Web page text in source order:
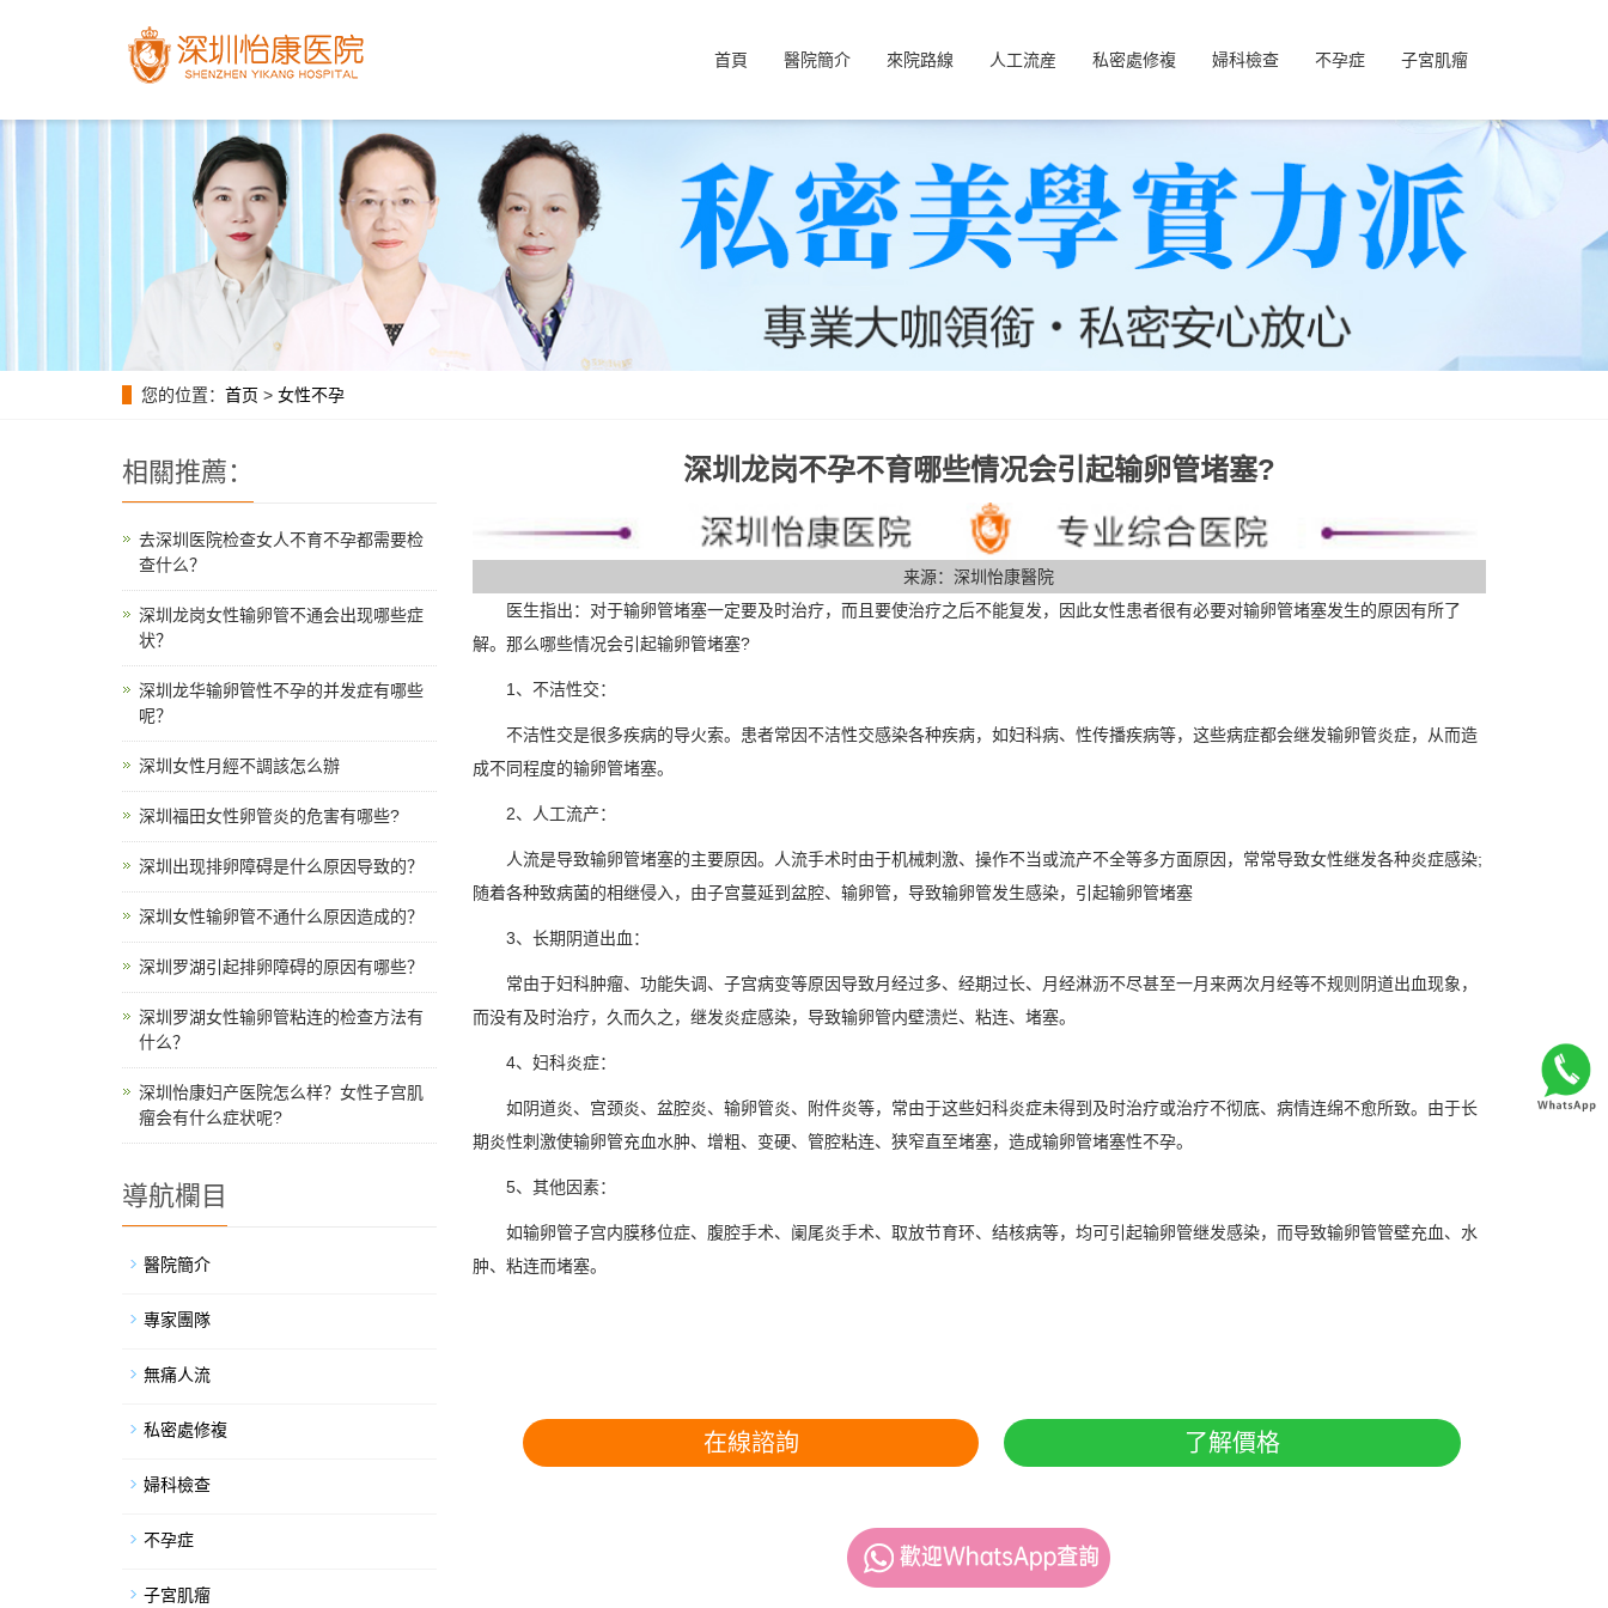
首頁 醫院簡介 來院路線 人工流産 私密處修複 婦科檢查 不孕症 子宮肌瘤
您的位置： 首页 > 女性不孕
深圳龙岗不孕不育哪些情况会引起输卵管堵塞?
来源：深圳怡康醫院
医生指出：对于输卵管堵塞一定要及时治疗，而且要使治疗之后不能复发，因此女性患者很有必要对输卵管堵塞发生的原因有所了
解。那么哪些情况会引起输卵管堵塞?
1、不洁性交：
不洁性交是很多疾病的导火索。患者常因不洁性交感染各种疾病，如妇科病、性传播疾病等，这些病症都会继发输卵管炎症，从而造
成不同程度的输卵管堵塞。
2、人工流产：
人流是导致输卵管堵塞的主要原因。人流手术时由于机械刺激、操作不当或流产不全等多方面原因，常常导致女性继发各种炎症感染;
随着各种致病菌的相继侵入，由子宫蔓延到盆腔、输卵管，导致输卵管发生感染，引起输卵管堵塞
3、长期阴道出血：
常由于妇科肿瘤、功能失调、子宫病变等原因导致月经过多、经期过长、月经淋沥不尽甚至一月来两次月经等不规则阴道出血现象，
而没有及时治疗，久而久之，继发炎症感染，导致输卵管内壁溃烂、粘连、堵塞。
4、妇科炎症：
如阴道炎、宫颈炎、盆腔炎、输卵管炎、附件炎等，常由于这些妇科炎症未得到及时治疗或治疗不彻底、病情连绵不愈所致。由于长
期炎性刺激使输卵管充血水肿、增粗、变硬、管腔粘连、狭窄直至堵塞，造成输卵管堵塞性不孕。
5、其他因素：
如输卵管子宫内膜移位症、腹腔手术、阑尾炎手术、取放节育环、结核病等，均可引起输卵管继发感染，而导致输卵管管壁充血、水
肿、粘连而堵塞。
在線諮詢 了解價格
相關推薦：
去深圳医院检查女人不育不孕都需要检
查什么？
深圳龙岗女性输卵管不通会出现哪些症
状？
深圳龙华输卵管性不孕的并发症有哪些
呢？
深圳女性月經不調該怎么辦
深圳福田女性卵管炎的危害有哪些?
深圳出现排卵障碍是什么原因导致的？
深圳女性输卵管不通什么原因造成的？
深圳罗湖引起排卵障碍的原因有哪些？
深圳罗湖女性输卵管粘连的检查方法有
什么？
深圳怡康妇产医院怎么样？女性子宫肌
瘤会有什么症状呢?
導航欄目
醫院簡介
專家團隊
無痛人流
私密處修複
婦科檢查
不孕症
子宮肌瘤